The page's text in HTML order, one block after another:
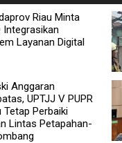
Riau Minta
Integrasikan
Layanan Digital
Anggaran
UPTJJ V PUPR
Tetap Perbaiki
Lintas Petapahan-